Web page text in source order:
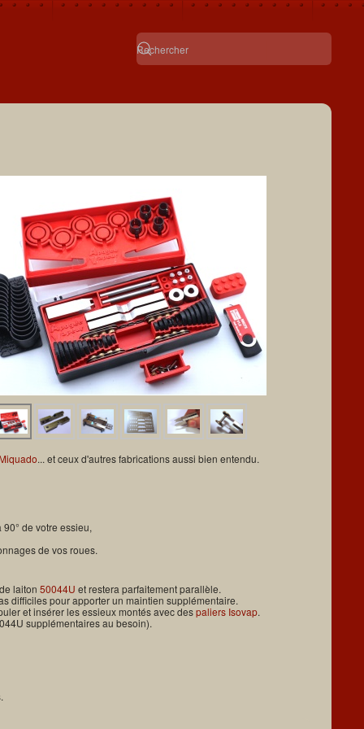
... et ceux d'autres fabrications aussi bien entendu.
de votre essieu,
de vos roues.
laiton 50044U et restera parfaitement parallèle.
difficiles pour apporter un maintien supplémentaire.
et insérer les essieux montés avec despaliers Isovap.
supplémentaires au besoin).